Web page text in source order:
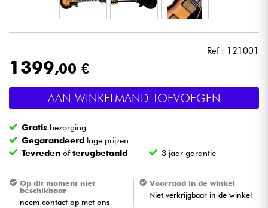
Licht
Drums & percussie
Blaasinstrument
Kinderen
Ref : 121001
1399,00 €
AAN WINKELMAND TOEVOEGEN
Gratis bezorging
Gegarandeerd lage prijzen
Tevreden ofterugbetaald 3 jaar garantie
Op dit moment niet
beschikbaar
neem contact op met ons
Voorraad in de winkel
Niet verkrijgbaar in de winkel